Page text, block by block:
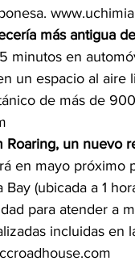
más antigua
minutos en
un espacio al
de más de
Roaring, un nuevo
en mayo próximo
Bay (ubicada a 1
para atender a
incluidas en